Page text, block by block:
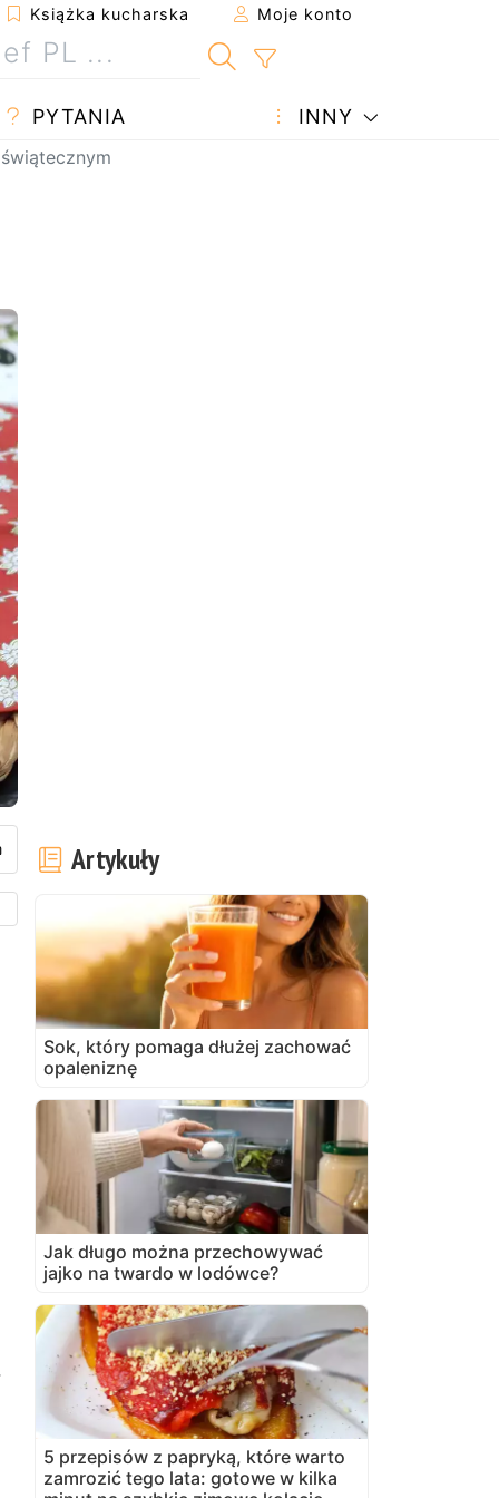
Książka kucharska Moje konto
PYTANIA INNY
Artykuły
Sok, który pomaga dłużej zachować
opaleniznę
Jak długo można przechowywać
jajko na twardo w lodówce?
5 przepisów z papryką, które warto
zamrozić tego lata: gotowe w kilka